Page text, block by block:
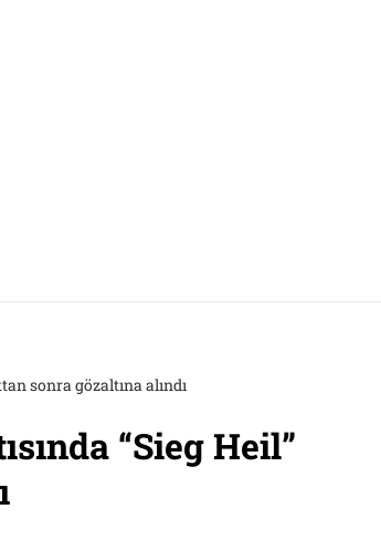
sonra gözaltına alındı
“Sieg Heil”